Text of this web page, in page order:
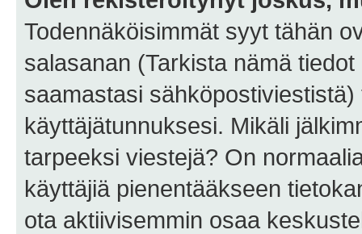
Todennäköisimmät syyt tähän
salasanan (Tarkista nämä
saamastasi
käyttäjätunnuksesi. Mikäli
tarpeeksi viestejä? On
käyttäjiä pienentääkseen
ota aktiivisemmin osaa